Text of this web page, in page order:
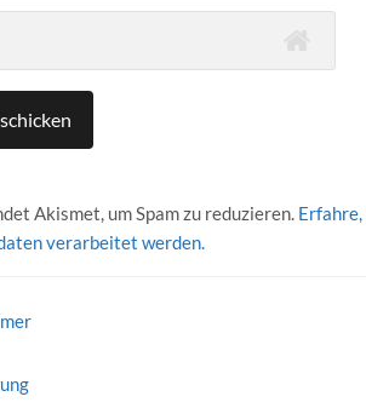
Akismet, um Spam zu reduzieren. Erfahre,
verarbeitet werden.